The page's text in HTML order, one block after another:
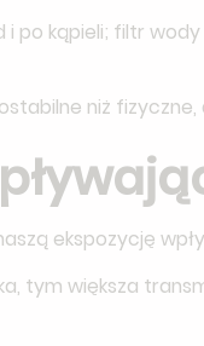
po kąpieli; filtr
niż
ekspozycję
tym większa